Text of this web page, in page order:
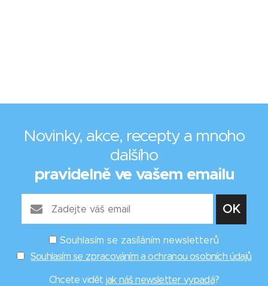
Novinky, akce, recepty a mnoho
dalšího
pravidelně ve vašem emailu
Souhlasím se zasíláním newsletterů
Souhlasím se zpracováním a ochranou osobních údajů
Chcete vidět jak náš newsletter vypadá?